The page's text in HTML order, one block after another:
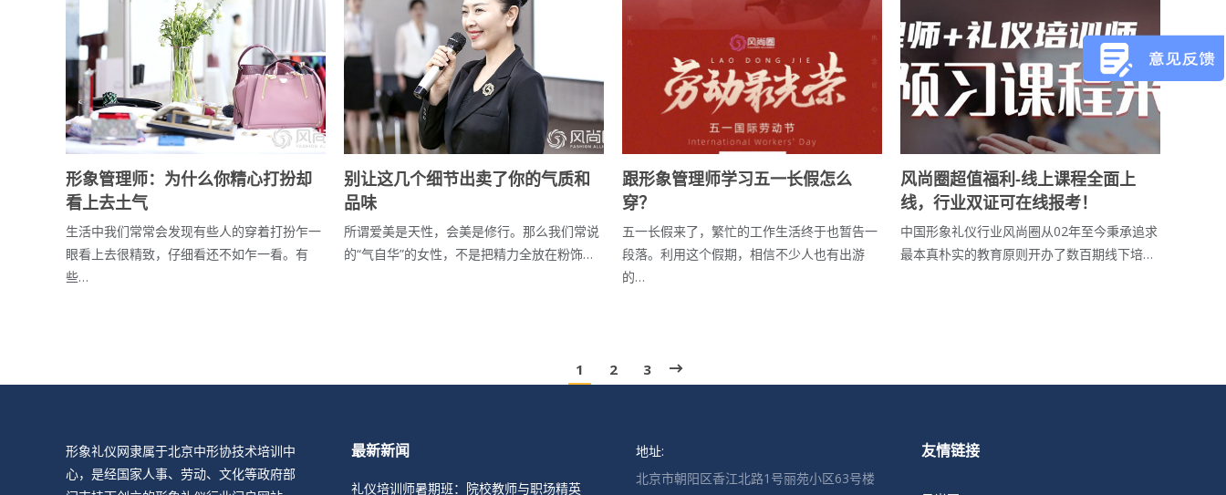
形象管理师：为什么你精心打扮却
看上去土气
生活中我们常常会发现有些人的穿着打扮乍一
眼看上去很精致，仔细看还不如乍一看。有
些…
别让这几个细节出卖了你的气质和
品味
所谓爱美是天性，会美是修行。那么我们常说
的“气自华”的女性，不是把精力全放在粉饰…
跟形象管理师学习五一长假怎么
穿？
五一长假来了，繁忙的工作生活终于也暂告一
段落。利用这个假期，相信不少人也有出游
的…
风尚圈超值福利-线上课程全面上
线，行业双证可在线报考！
中国形象礼仪行业风尚圈从02年至今秉承追求
最本真朴实的教育原则开办了数百期线下培…
1 2 3
形象礼仪网隶属于北京中形协技术培训中
心，是经国家人事、劳动、文化等政府部
最新新闻
礼仪培训师暑期班：院校教师与职场精英
地址:
北京市朝阳区香江北路1号丽苑小区63号楼
友情链接